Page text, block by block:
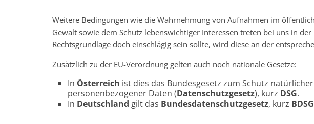
Weitere Bedingungen wie die Wahrnehmung von Aufnahmen im
Gewalt sowie dem Schutz lebenswichtiger Interessen treten bei uns in
Rechtsgrundlage doch einschlägig sein sollte, wird diese an der
Zusätzlich zu der EU-Verordnung gelten auch noch nationale Gesetze:
In Österreich ist dies das Bundesgesetz zum Schutz
personenbezogener Daten (Datenschutzgesetz), kurz DSG.
In Deutschland gilt das Bundesdatenschutzgesetz, kurz BDSG